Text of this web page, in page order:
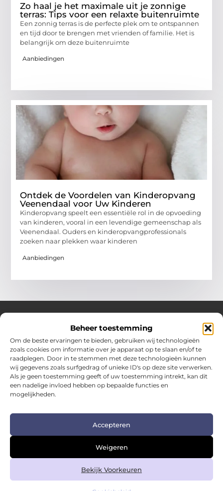
Beheer toestemming
Om de beste ervaringen te bieden, gebruiken wij technologieën
zoals cookies om informatie over je apparaat op te slaan en/of te
raadplegen. Door in te stemmen met deze technologieën kunnen
wij gegevens zoals surfgedrag of unieke ID's op deze site verwerken.
Als je geen toestemming geeft of uw toestemming intrekt, kan dit
een nadelige invloed hebben op bepaalde functies en
mogelijkheden.
Accepteren
Weigeren
Bekijk Voorkeuren
Zo haal je het maximale uit je zonnige
terras: Tips voor een relaxte buitenruimte
Een zonnig terras is de perfecte plek om te ontspannen
en tijd door te brengen met vrienden of familie. Het is
belangrijk om deze buitenruimte
Aanbiedingen
Ontdek de Voordelen van Kinderopvang
Veenendaal voor Uw Kinderen
Kinderopvang speelt een essentiële rol in de opvoeding
van kinderen, vooral in een levendige gemeenschap als
Veenendaal. Ouders en kinderopvangprofessionals
zoeken naar plekken waar kinderen
Aanbiedingen
Over Hotspotmagazine
Jouw bron voor inspiratie en handige tips voor het
dagelijks leven.
Verken een uitgebreide selectie blogs en artikelen
boordevol praktische adviezen en verrassende inzichten
om het beste uit elke dag te halen.